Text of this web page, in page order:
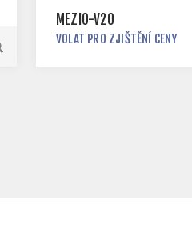
MEZIO-V20
VOLAT PRO ZJIŠTĚNÍ CENY